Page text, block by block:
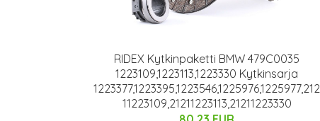
RIDEX Kytkinpaketti BMW 479C0035
1223109,1223113,1223330 Kytkinsarja
1223377,1223395,1223546,1225976,1225977,212
11223109,21211223113,21211223330